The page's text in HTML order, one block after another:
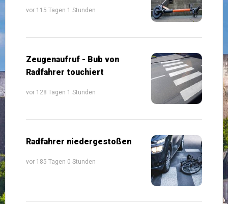
vor 115 Tagen 1 Stunden
Zeugenaufruf - Bub von
Radfahrer touchiert
vor 128 Tagen 1 Stunden
Radfahrer niedergestoßen
vor 185 Tagen 0 Stunden